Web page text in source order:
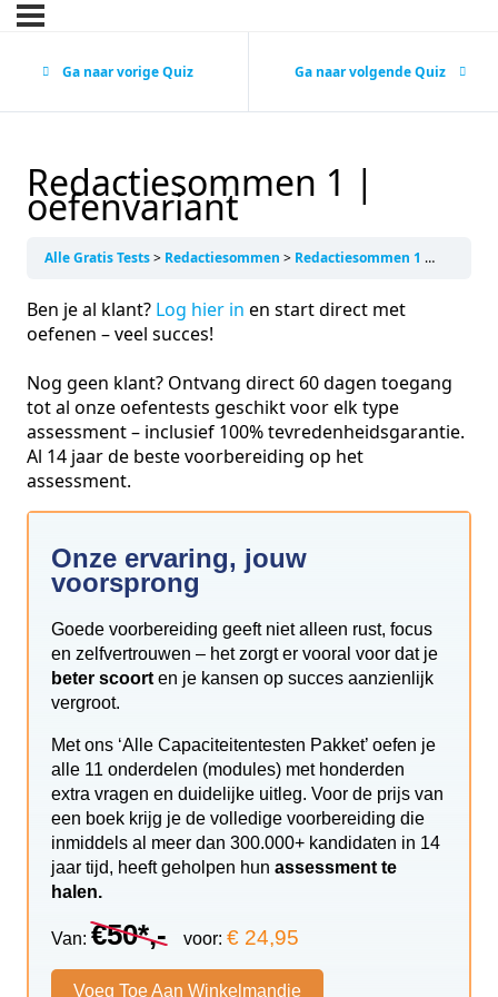
Ga naar vorige Quiz Ga naar volgende Quiz
Redactiesommen 1 |
oefenvariant
Alle Gratis Tests Redactiesommen Redactiesommen 1 | oefenvariant
Ben je al klant? Log hier in en start direct met
oefenen – veel succes!
Nog geen klant? Ontvang direct 60 dagen toegang
tot al onze oefentests geschikt voor elk type
assessment – inclusief 100% tevredenheidsgarantie.
Al 14 jaar de beste voorbereiding op het
assessment.
Onze ervaring, jouw
voorsprong
Goede voorbereiding geeft niet alleen rust, focus
en zelfvertrouwen – het zorgt er vooral voor dat je
beter scoort en je kansen op succes aanzienlijk
vergroot.
Met ons ‘Alle Capaciteitentesten Pakket’ oefen je
alle 11 onderdelen (modules) met honderden
extra vragen en duidelijke uitleg. Voor de prijs van
een boek krijg je de volledige voorbereiding die
inmiddels al meer dan 300.000+ kandidaten in 14
jaar tijd, heeft geholpen hun assessment te
halen.
Van: €50*,- voor: € 24,95
Voeg Toe Aan Winkelmandje